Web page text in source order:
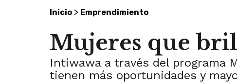
Inicio > Emprendimiento
Mujeres que
Intiwawa a través del programa
tienen más oportunidades y